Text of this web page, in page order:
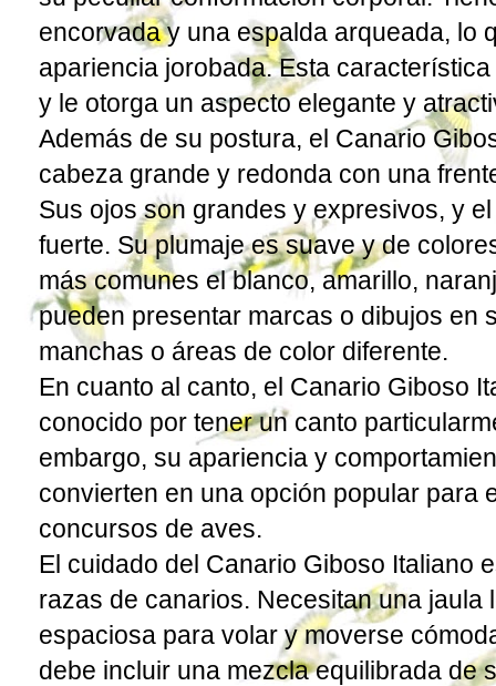
encorvada y una espalda arqueada, lo
apariencia jorobada. Esta
y le otorga un aspecto elegante y
Además de su postura, el Canario
cabeza grande y redonda con una
Sus ojos son grandes y expresivos, y
fuerte. Su plumaje es suave y de
más comunes el blanco, amarillo,
pueden presentar marcas o dibujos en
manchas o áreas de color diferente.
En cuanto al canto, el Canario Giboso
conocido por tener un canto
embargo, su apariencia y
convierten en una opción popular para
concursos de aves.
El cuidado del Canario Giboso Italiano
razas de canarios. Necesitan una jaula
espaciosa para volar y moverse
debe incluir una mezcla equilibrada de